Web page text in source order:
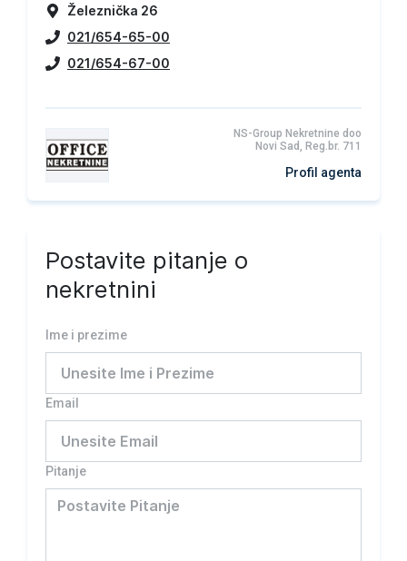
Železnička 26
021/654-65-00
021/654-67-00
NS-Group Nekretnine doo
Novi Sad, Reg.br. 711
Profil agenta
Postavite pitanje o
nekretnini
Ime i prezime
Email
Pitanje